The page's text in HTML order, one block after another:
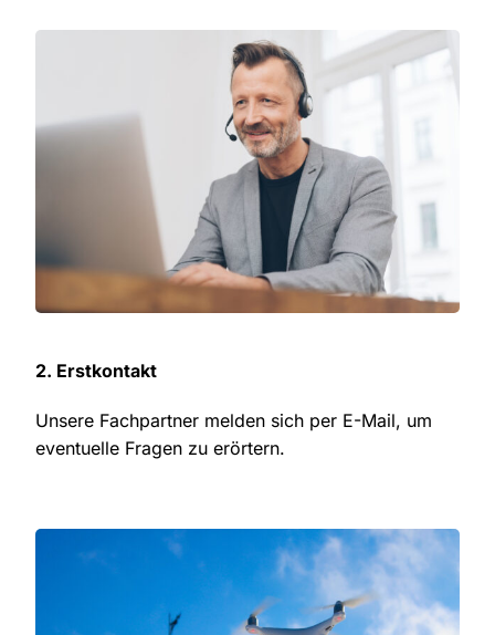
2. Erstkontakt
Unsere Fachpartner melden sich per E-Mail, um
eventuelle Fragen zu erörtern.